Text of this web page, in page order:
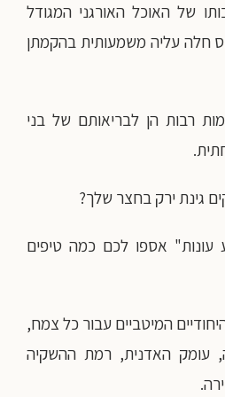
של האוכל האורגני המגודל
חלה עליה משמעותית בהקמתן
רבות הן לבריאותם של בני
גינת ירק בחצר שלך?
עונות" אספו לכם כמה טיפים
המיטביים עבור כל צמח,
עומק האדנית, רמת ההשקיה